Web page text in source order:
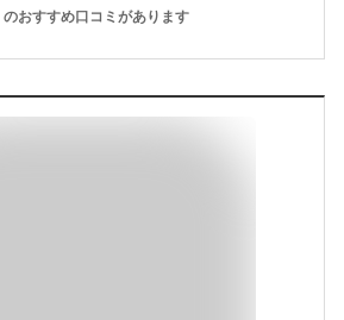
のおすすめ口コミがあります